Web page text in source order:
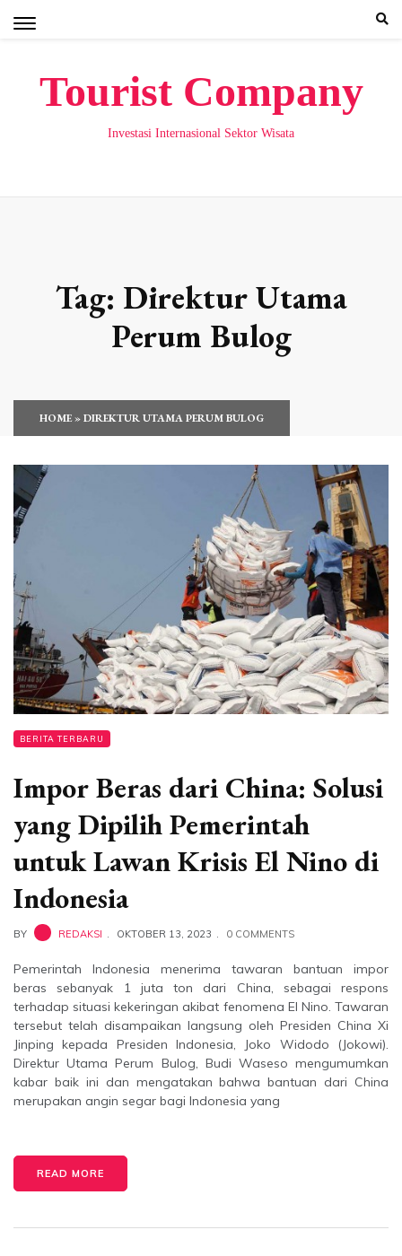
Tourist Company
Investasi Internasional Sektor Wisata
Tag: Direktur Utama
Perum Bulog
HOME»DIREKTUR UTAMA PERUM BULOG
BERITA TERBARU
Impor Beras dari China: Solusi
yang Dipilih Pemerintah
untuk Lawan Krisis El Nino di
Indonesia
BY REDAKSI OKTOBER 13, 2023 0 COMMENTS
Pemerintah Indonesia menerima tawaran bantuan impor
beras sebanyak 1 juta ton dari China, sebagai respons
terhadap situasi kekeringan akibat fenomena El Nino. Tawaran
tersebut telah disampaikan langsung oleh Presiden China Xi
Jinping kepada Presiden Indonesia, Joko Widodo (Jokowi).
Direktur Utama Perum Bulog, Budi Waseso mengumumkan
kabar baik ini dan mengatakan bahwa bantuan dari China
merupakan angin segar bagi Indonesia yang
READ MORE